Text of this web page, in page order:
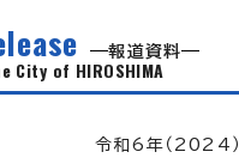
報道資料
City of HIROSHIMA
令和6年（2024